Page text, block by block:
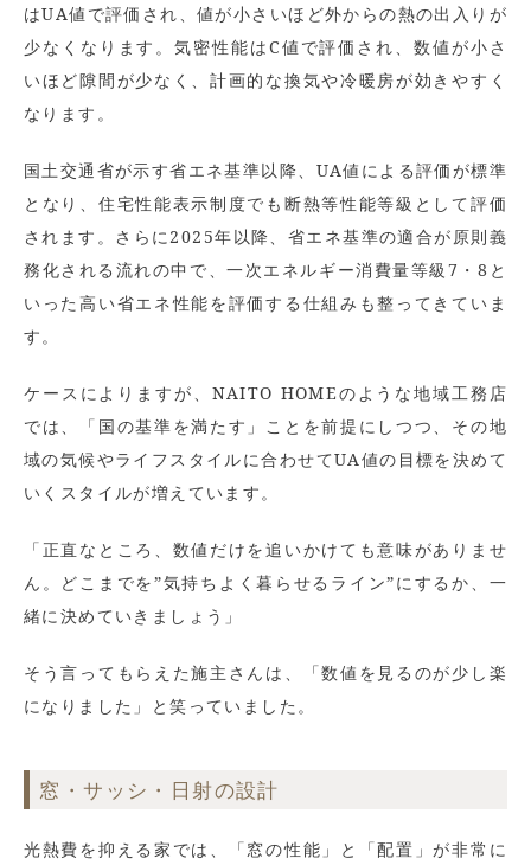
はUA値で評価され、値が小さいほど外からの熱の出入りが
少なくなります。気密性能はC値で評価され、数値が小さ
いほど隙間が少なく、計画的な換気や冷暖房が効きやすく
なります。
国土交通省が示す省エネ基準以降、UA値による評価が標準
となり、住宅性能表示制度でも断熱等性能等級として評価
されます。さらに2025年以降、省エネ基準の適合が原則義
務化される流れの中で、一次エネルギー消費量等級7・8と
いった高い省エネ性能を評価する仕組みも整ってきていま
す。
ケースによりますが、NAITO HOMEのような地域工務店
では、「国の基準を満たす」ことを前提にしつつ、その地
域の気候やライフスタイルに合わせてUA値の目標を決めて
いくスタイルが増えています。
「正直なところ、数値だけを追いかけても意味がありませ
ん。どこまでを”気持ちよく暮らせるライン”にするか、一
緒に決めていきましょう」
そう言ってもらえた施主さんは、「数値を見るのが少し楽
になりました」と笑っていました。
窓・サッシ・日射の設計
光熱費を抑える家では、「窓の性能」と「配置」が非常に